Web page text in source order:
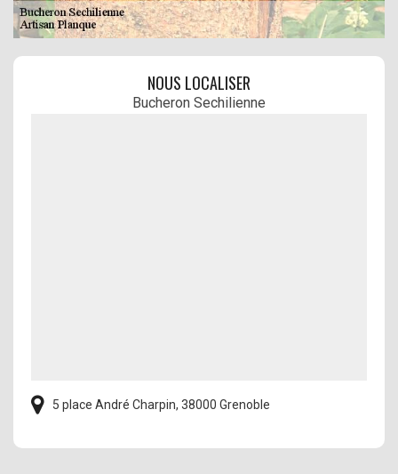
NOUS LOCALISER
Bucheron Sechilienne
5 place André Charpin, 38000 Grenoble